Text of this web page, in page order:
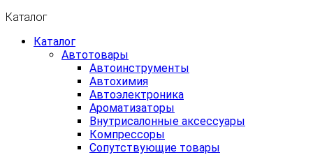
Каталог
Каталог
Автотовары
Автоинструменты
Автохимия
Автоэлектроника
Ароматизаторы
Внутрисалонные аксессуары
Компрессоры
Сопутствующие товары